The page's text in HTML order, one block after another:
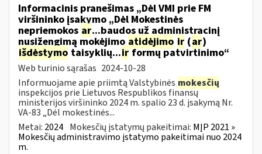
Informacinis pranešimas „Dėl VMI prie FM
viršininko įsakymo „Dėl Mokestinės
nepriemokos ar...baudos už administracinį
nusižengimą mokėjimo atidėjimo ir (ar)
išdėstymo taisyklių...irformų patvirtinimo“
Web turinio sąrašas 2024-10-28
Informuojame apie priimtą Valstybinės mokesčių
inspekcijos prie Lietuvos Respublikos finansų
ministerijos viršininko 2024 m. spalio 23 d. įsakymą Nr.
VA-83 „Dėl mokestinės...
Metai: 2024 Mokesčių įstatymų pakeitimai: MĮP 2021 »
Mokesčių administravimo įstatymo pakeitimai nuo 2024
m.